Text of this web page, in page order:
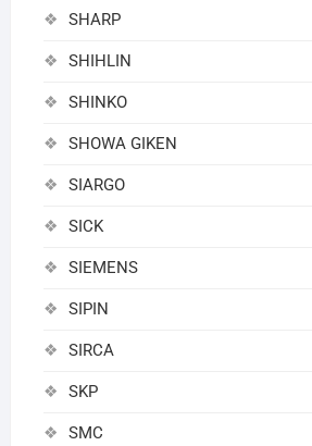
SHARP
SHIHLIN
SHINKO
SHOWA GIKEN
SIARGO
SICK
SIEMENS
SIPIN
SIRCA
SKP
SMC